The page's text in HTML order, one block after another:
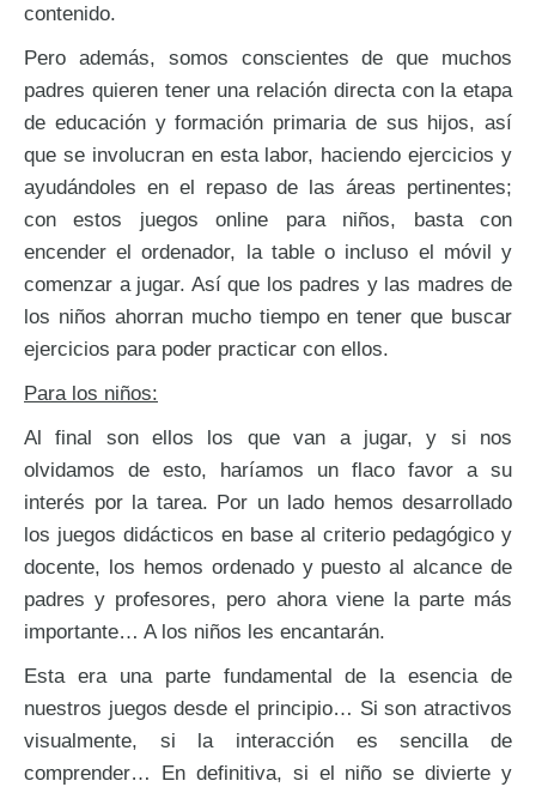
contenido.
Pero además, somos conscientes de que muchos
padres quieren tener una relación directa con la etapa
de educación y formación primaria de sus hijos, así
que se involucran en esta labor, haciendo ejercicios y
ayudándoles en el repaso de las áreas pertinentes;
con estos juegos online para niños, basta con
encender el ordenador, la table o incluso el móvil y
comenzar a jugar. Así que los padres y las madres de
los niños ahorran mucho tiempo en tener que buscar
ejercicios para poder practicar con ellos.
Para los niños:
Al final son ellos los que van a jugar, y si nos
olvidamos de esto, haríamos un flaco favor a su
interés por la tarea. Por un lado hemos desarrollado
los juegos didácticos en base al criterio pedagógico y
docente, los hemos ordenado y puesto al alcance de
padres y profesores, pero ahora viene la parte más
importante… A los niños les encantarán.
Esta era una parte fundamental de la esencia de
nuestros juegos desde el principio… Si son atractivos
visualmente, si la interacción es sencilla de
comprender… En definitiva, si el niño se divierte y